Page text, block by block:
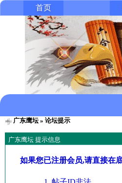
首页
广东鹰坛» 论坛提示
广东鹰坛 提示信息
如果您已注册会员,请直接在